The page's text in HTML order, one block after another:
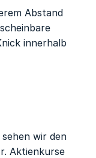
Abstand
innerhalb
wir den
Aktienkurse